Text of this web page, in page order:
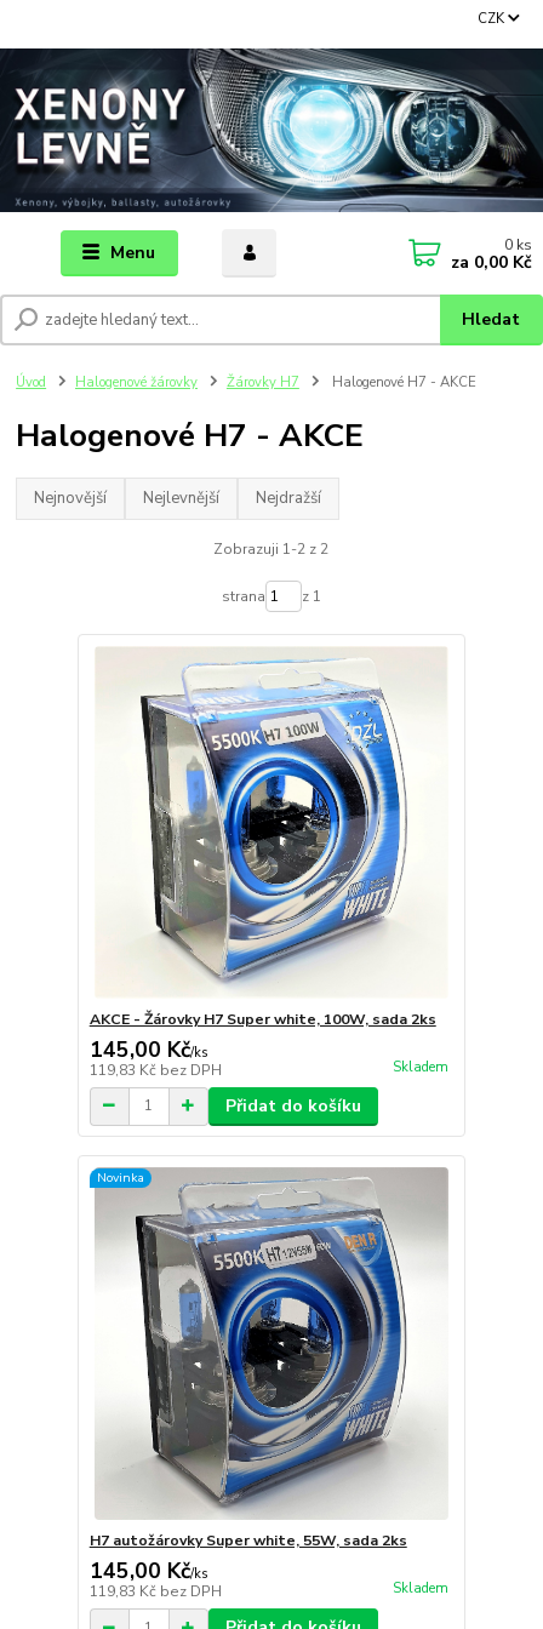
Menu
CZK
Hledat
0 ks
za 0,00 Kč
Úvod Halogenové žárovky Žárovky H7 Halogenové H7 - AKCE
Halogenové H7 - AKCE
Nejnovější Nejlevnější Nejdražší
Zobrazuji 1-2 z 2
strana z 1
AKCE - Žárovky H7 Super white, 100W, sada 2ks
145,00 Kč/ks
119,83 Kč bez DPH Skladem
Přidat do košíku
Novinka
H7 autožárovky Super white, 55W, sada 2ks
145,00 Kč/ks
119,83 Kč bez DPH Skladem